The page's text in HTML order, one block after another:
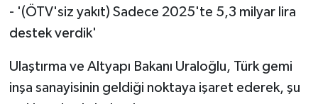
- '(ÖTV'siz yakıt) Sadece 2025'te 5,3 milyar lira
destek verdik'
Ulaştırma ve Altyapı Bakanı Uraloğlu, Türk gemi
inşa sanayisinin geldiği noktaya işaret ederek, şu